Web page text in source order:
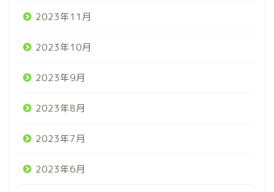
2023年11月
2023年10月
2023年9月
2023年8月
2023年7月
2023年6月